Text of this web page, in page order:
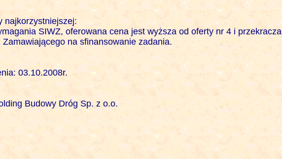
najkorzystniejszej:
SIWZ, oferowana cena jest wyższa od oferty nr 4 i przekracza
na sfinansowanie zadania.
03.10.2008r.
Budowy Dróg Sp. z o.o.